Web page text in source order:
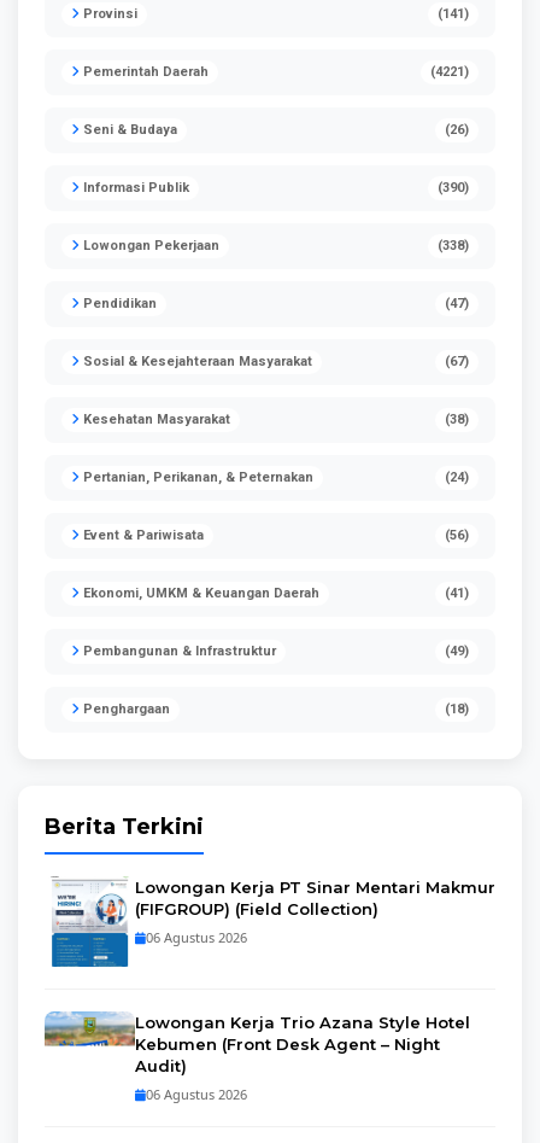
Provinsi (141)
Pemerintah Daerah (4221)
Seni & Budaya (26)
Informasi Publik (390)
Lowongan Pekerjaan (338)
Pendidikan (47)
Sosial & Kesejahteraan Masyarakat (67)
Kesehatan Masyarakat (38)
Pertanian, Perikanan, & Peternakan (24)
Event & Pariwisata (56)
Ekonomi, UMKM & Keuangan Daerah (41)
Pembangunan & Infrastruktur (49)
Penghargaan (18)
Berita Terkini
Lowongan Kerja PT Sinar Mentari Makmur
(FIFGROUP) (Field Collection)
06 Agustus 2026
Lowongan Kerja Trio Azana Style Hotel
Kebumen (Front Desk Agent – Night
Audit)
06 Agustus 2026